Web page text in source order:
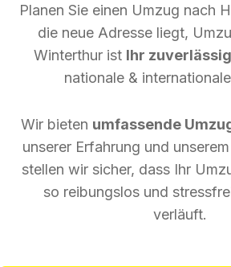
Planen Sie einen Umzug nach
die neue Adresse liegt,
Winterthur ist Ihr
nationale &
Wir bieten umfassende
unserer Erfahrung und
stellen wir sicher, dass Ihr
so reibungslos und
verläuft.